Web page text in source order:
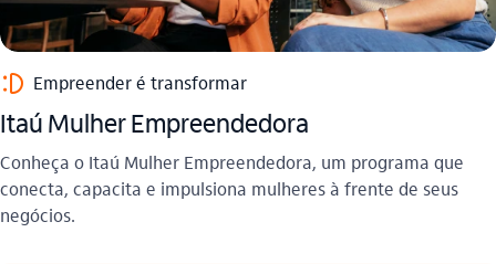
sorriso_outline Empreender é transformar
Itaú Mulher Empreendedora
Conheça o Itaú Mulher Empreendedora, um programa que
conecta, capacita e impulsiona mulheres à frente de seus
negócios.